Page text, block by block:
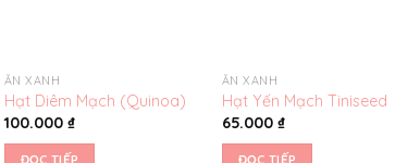
Yêu
thích
ĂN XANH
Hạt Diêm Mạch (Quinoa)
100.000 ₫
ĐỌC TIẾP
Yêu
thích
ĂN XANH
Hạt Yến Mạch Tiniseed
65.000 ₫
ĐỌC TIẾP